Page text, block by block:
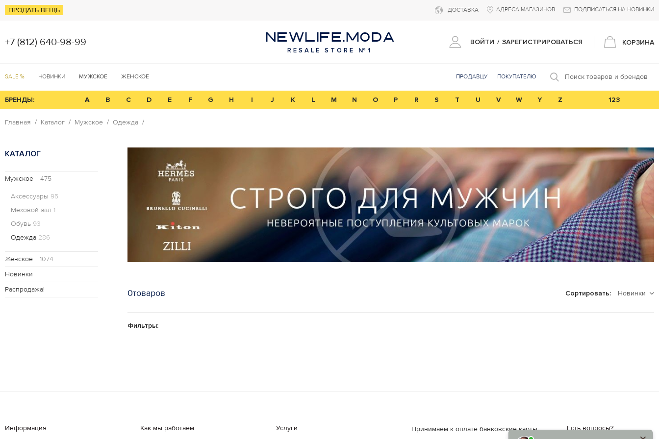
ПРОДАТЬ ВЕЩЬ ДОСТАВКА АДРЕСА МАГАЗИНОВ ПОДПИСАТЬСЯ НА НОВИНКИ
+7 (812) 640-98-99 NEWLIFE.MODA
RESALE STORE №1
ВОЙТИ / ЗАРЕГИСТРИРОВАТЬСЯ КОРЗИНА
SALE % НОВИНКИ МУЖСКОЕ ЖЕНСКОЕ ПРОДАВЦУ ПОКУПАТЕЛЮ Поиск товаров и брендов
БРЕНДЫ: A B C D E F G H I J K L M N O P R S T U V W Y Z 123
Главная Каталог Мужское Одежда
КАТАЛОГ
Мужское 475
Аксессуары 95
Меховой зал 1
Обувь 93
Одежда 286
Женское
1074
Новинки
Распродажа!
0товаров Сортировать: Новинки
Фильтры:
Информация
Как мы работаем
Услуги
Принимаем к оплате банковские карты.
Есть вопросы?